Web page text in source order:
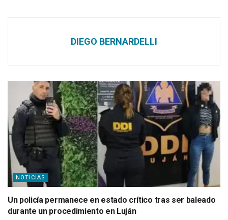
DIEGO BERNARDELLI
NOTICIAS
Un policía permanece en estado crítico tras ser baleado
durante un procedimiento en Luján